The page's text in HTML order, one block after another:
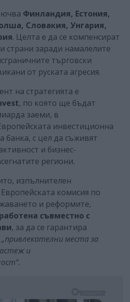
Финландия, Естония,
Словакия, Унгария,
. Целта е да се компенсират
страни заради намалелите
търговски
от руската агресия.
на стратегията е
, по която ще бъдат
заеми, в
инвестиционна
банка, с цел да съживят
и бизнес-
региони.
изпълнителен
комисия по
и реформите,
съвместно с
, за да се гарантира
„привлекателни места за
и